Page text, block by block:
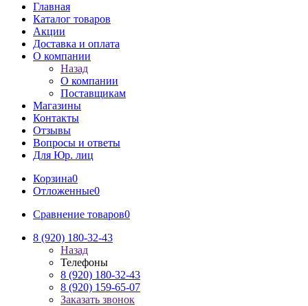
Главная
Каталог товаров
Акции
Доставка и оплата
О компании
Назад
О компании
Поставщикам
Магазины
Контакты
Отзывы
Вопросы и ответы
Для Юр. лиц
Корзина0
Отложенные0
Сравнение товаров0
8 (920) 180-32-43
Назад
Телефоны
8 (920) 180-32-43
8 (920) 159-65-07
Заказать звонок